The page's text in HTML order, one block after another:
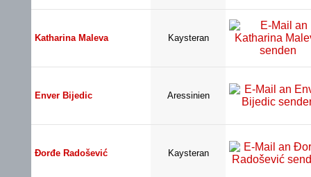
Katharina Maleva Kaysteran
Enver Bijedic Aressinien
Đorđe Radošević Kaysteran